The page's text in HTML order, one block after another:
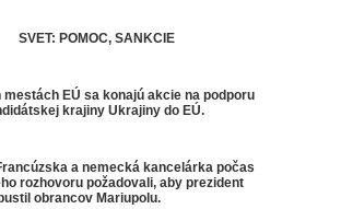
SVET: POMOC, SANKCIE
mestách EÚ sa konajú akcie na podporu
krajiny Ukrajiny do EÚ.
a nemecká kancelárka počas
rozhovoru požadovali, aby prezident
obrancov Mariupolu.